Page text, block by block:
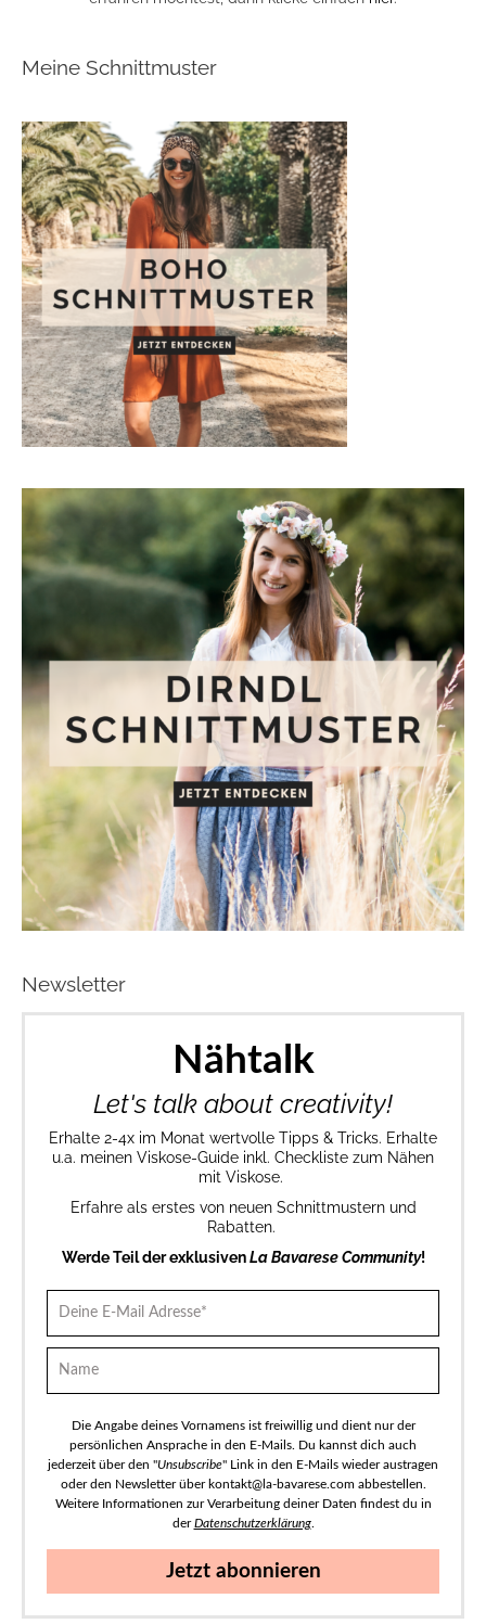
Meine Schnittmuster
Newsletter
Nähtalk
Let's talk about creativity!
Erhalte 2-4x im Monat wertvolle Tipps & Tricks. Erhalte
u.a. meinen Viskose-Guide inkl. Checkliste zum Nähen
mit Viskose.
Erfahre als erstes von neuen Schnittmustern und
Rabatten.
Werde Teil der exklusivenLa Bavarese Community!
Die Angabe deines Vornamens ist freiwillig und dient nur der
persönlichen Ansprache in den E-Mails. Du kannst dich auch
jederzeit über den "Unsubscribe" Link in den E-Mails wieder austragen
oder den Newsletter über kontakt@la-bavarese.com abbestellen.
Weitere Informationen zur Verarbeitung deiner Daten findest du in
derDatenschutzerklärung.
Jetzt abonnieren